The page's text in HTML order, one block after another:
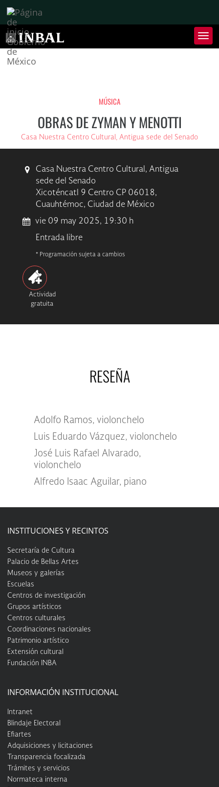
de
de
MÚSICA
OBRAS DE ZYMAN Y MENOTTI
Casa Nuestra Centro Cultural, Antigua sede del Senado
Casa Nuestra Centro Cultural, Antigua
sede del Senado
Xicoténcatl 9 Centro CP 06018,
Cuauhtémoc, Ciudad de México
vie 09 may 2025, 19:30 h
Entrada libre
* Programación sujeta a cambios
Actividad
gratuita
RESEÑA
Adolfo Ramos, violonchelo
Luis Eduardo Vázquez, violonchelo
José Luis Rafael Alvarado,
violonchelo
Alfredo Isaac Aguilar, piano
INSTITUCIONES Y RECINTOS
Secretaría de Cultura
Palacio de Bellas Artes
Museos y galerías
Escuelas
Centros de investigación
Grupos artísticos
Centros culturales
Coordinaciones nacionales
Patrimonio artístico
Extensión cultural
Fundación INBA
INFORMACIÓN INSTITUCIONAL
Intranet
Blindaje Electoral
Efiartes
Adquisiciones y licitaciones
Transparencia focalizada
Trámites y servicios
Normateca interna